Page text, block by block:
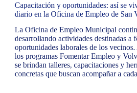
Capacitación y oportunidades: así se
diario en la Oficina de Empleo de San
La Oficina de Empleo Municipal
desarrollando actividades destinadas a
oportunidades laborales de los vecinos.
los programas Fomentar Empleo y
se brindan talleres, capacitaciones y
concretas que buscan acompañar a